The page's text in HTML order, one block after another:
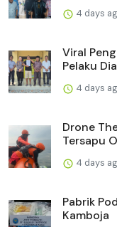
4 days
Viral
Pelaku
4 days
Drone
Tersapu
4 days
Pabrik
Kamboja